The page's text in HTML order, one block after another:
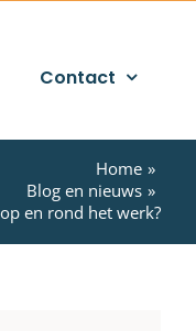
Contact
Home
Blog en nieuws
en rond het werk?